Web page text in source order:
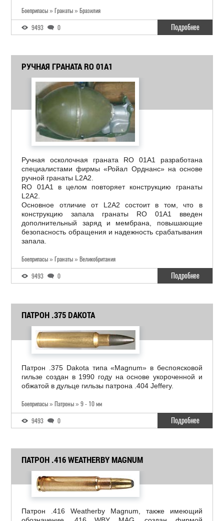
Боеприпасы » Гранаты » Бразилия
9493 0 Подробнее
РУЧНАЯ ГРАНАТА RO 01A1
Ручная осколочная граната RO 01A1 разработана
специалистами фирмы «Ройал Орднанс» на основе
ручной гранаты L2A2.
RO 01A1 в целом повторяет конструкцию гранаты
L2A2.
Основное отличие от L2A2 состоит в том, что в
конструкцию запала гранаты RO 01A1 введен
дополнительный заряд и мембрана, повышающие
безопасность обращения и надежность срабатывания
запала.
Боеприпасы » Гранаты » Великобритания
9493 0 Подробнее
ПАТРОН .375 DAKOTA
Патрон .375 Dakota типа «Magnum» в беспоясковой
гильзе cоздан в 1990 году на основе укороченной и
обжатой в дульце гильзы патрона .404 Jeffery.
Боеприпасы » Патроны » 9 - 10 мм
9493 0 Подробнее
ПАТРОН .416 WEATHERBY MAGNUM
Патрон .416 Weatherby Magnum, также имеющий